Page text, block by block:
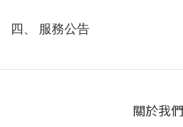
四、 服務公告
關於我們